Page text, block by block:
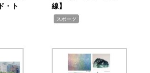
・ト
線】
スポーツ